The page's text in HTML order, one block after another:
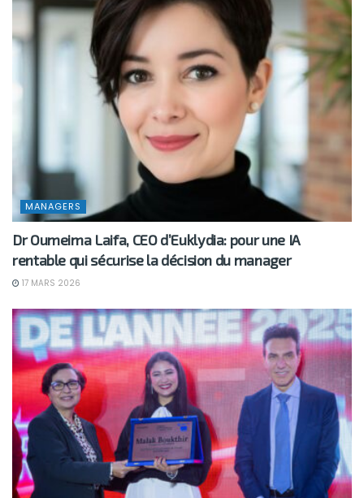
MANAGERS
Dr Oumeima Laifa, CEO d’Euklydia: pour une IA
rentable qui sécurise la décision du manager
17 MARS 2026